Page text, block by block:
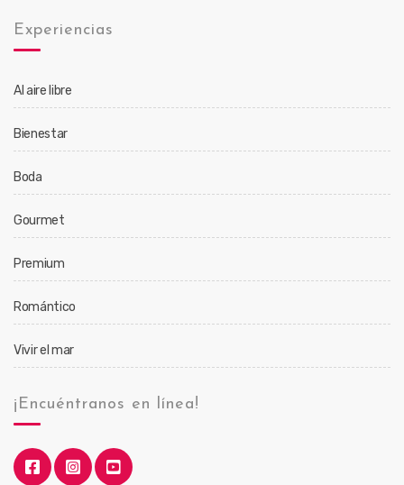
Experiencias
Al aire libre
Bienestar
Boda
Gourmet
Premium
Romántico
Vivir el mar
¡Encuéntranos en línea!